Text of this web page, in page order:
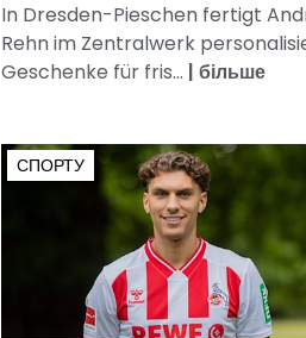
In Dresden-Pieschen fertigt
Rehn im Zentralwerk
Geschenke für fris... | більше
СПОРТУ